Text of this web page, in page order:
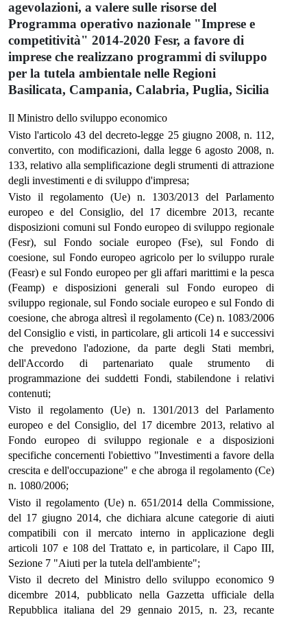
agevolazioni, a valere sulle risorse del
Programma operativo nazionale "Imprese e
competitività" 2014-2020 Fesr, a favore di
imprese che realizzano programmi di sviluppo
per la tutela ambientale nelle Regioni
Basilicata, Campania, Calabria, Puglia, Sicilia
Il Ministro dello sviluppo economico
Visto l'articolo 43 del decreto-legge 25 giugno 2008, n. 112,
convertito, con modificazioni, dalla legge 6 agosto 2008, n.
133, relativo alla semplificazione degli strumenti di attrazione
degli investimenti e di sviluppo d'impresa;
Visto il regolamento (Ue) n. 1303/2013 del Parlamento
europeo e del Consiglio, del 17 dicembre 2013, recante
disposizioni comuni sul Fondo europeo di sviluppo regionale
(Fesr), sul Fondo sociale europeo (Fse), sul Fondo di
coesione, sul Fondo europeo agricolo per lo sviluppo rurale
(Feasr) e sul Fondo europeo per gli affari marittimi e la pesca
(Feamp) e disposizioni generali sul Fondo europeo di
sviluppo regionale, sul Fondo sociale europeo e sul Fondo di
coesione, che abroga altresì il regolamento (Ce) n. 1083/2006
del Consiglio e visti, in particolare, gli articoli 14 e successivi
che prevedono l'adozione, da parte degli Stati membri,
dell'Accordo di partenariato quale strumento di
programmazione dei suddetti Fondi, stabilendone i relativi
contenuti;
Visto il regolamento (Ue) n. 1301/2013 del Parlamento
europeo e del Consiglio, del 17 dicembre 2013, relativo al
Fondo europeo di sviluppo regionale e a disposizioni
specifiche concernenti l'obiettivo "Investimenti a favore della
crescita e dell'occupazione" e che abroga il regolamento (Ce)
n. 1080/2006;
Visto il regolamento (Ue) n. 651/2014 della Commissione,
del 17 giugno 2014, che dichiara alcune categorie di aiuti
compatibili con il mercato interno in applicazione degli
articoli 107 e 108 del Trattato e, in particolare, il Capo III,
Sezione 7 "Aiuti per la tutela dell'ambiente";
Visto il decreto del Ministro dello sviluppo economico 9
dicembre 2014, pubblicato nella Gazzetta ufficiale della
Repubblica italiana del 29 gennaio 2015, n. 23, recante